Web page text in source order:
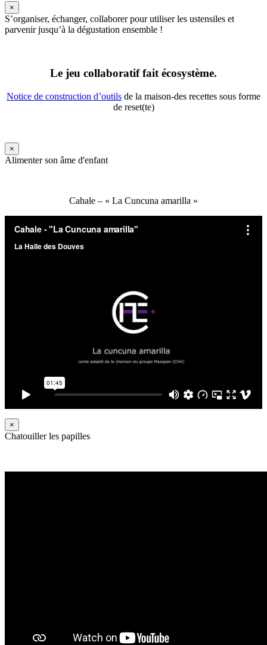
×
S’organiser, échanger, collaborer pour utiliser les ustensiles et
parvenir jusqu’à la dégustation ensemble !
Le jeu collaboratif fait écosystème.
Notice de construction d’outils de la maison-des recettes sous forme
de reset(te)
×
Alimenter son âme d'enfant
Cahale – « La Cuncuna amarilla »
×
Chatouiller les papilles